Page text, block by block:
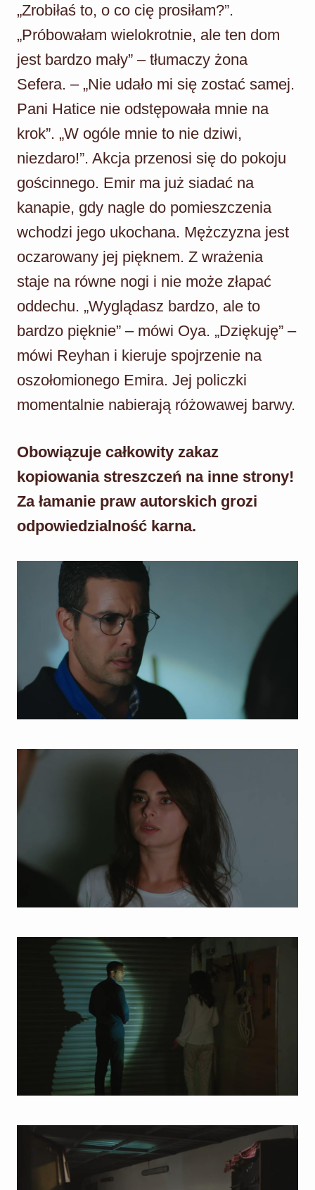
„Zrobiłaś to, o co cię prosiłam?”.
„Próbowałam wielokrotnie, ale ten dom
jest bardzo mały” – tłumaczy żona
Sefera. – „Nie udało mi się zostać samej.
Pani Hatice nie odstępowała mnie na
krok”. „W ogóle mnie to nie dziwi,
niezdaro!”. Akcja przenosi się do pokoju
gościnnego. Emir ma już siadać na
kanapie, gdy nagle do pomieszczenia
wchodzi jego ukochana. Mężczyzna jest
oczarowany jej pięknem. Z wrażenia
staje na równe nogi i nie może złapać
oddechu. „Wyglądasz bardzo, ale to
bardzo pięknie” – mówi Oya. „Dziękuję” –
mówi Reyhan i kieruje spojrzenie na
oszołomionego Emira. Jej policzki
momentalnie nabierają różowawej barwy.
Obowiązuje całkowity zakaz
kopiowania streszczeń na inne strony!
Za łamanie praw autorskich grozi
odpowiedzialność karna.